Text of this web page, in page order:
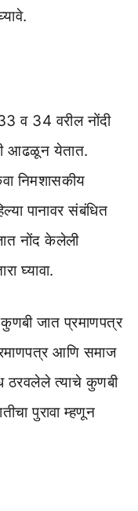
व 34 वरील नोंदी
आढळून येतात.
निमशासकीय
पानावर संबंधित
नोंद केलेली
घ्यावा.
जात प्रमाणपत्र
आणि समाज
ठरवलेले त्याचे कुणबी
पुरावा म्हणून